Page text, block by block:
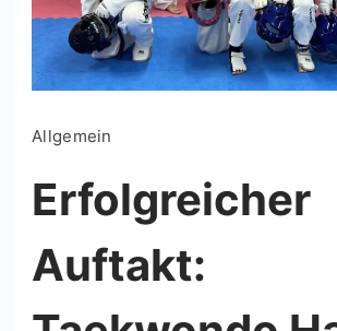
Allgemein
Erfolgreicher
Auftakt: